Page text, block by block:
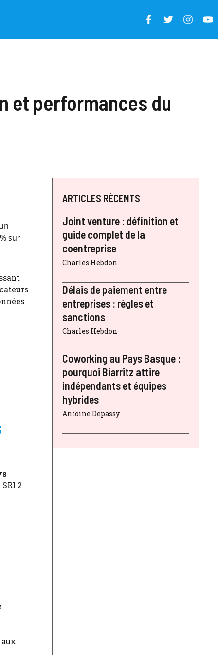
et performances du
sur
2
ARTICLES RÉCENTS
Joint venture : définition et
guide complet de la
coentreprise
Charles Hebdon
Délais de paiement entre
entreprises : règles et
sanctions
Charles Hebdon
Coworking au Pays Basque :
pourquoi Biarritz attire
indépendants et équipes
hybrides
Antoine Depassy